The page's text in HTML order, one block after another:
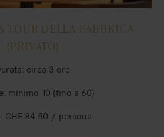
TOUR DELLA FABBRICA
(PRIVATO)
circa 3 ore
minimo 10 (fino a 60)
CHF 84.50 / persona